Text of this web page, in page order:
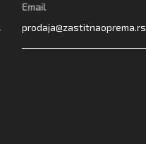
Email
prodaja@zastitnaoprema.rs